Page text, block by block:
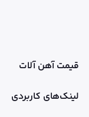
قیمت آهن آلات
لینک‌های کاربردی